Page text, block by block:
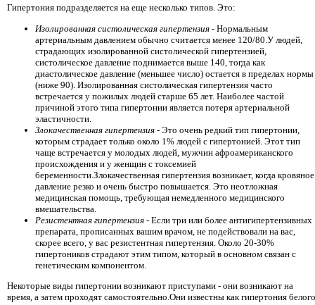
Гипертония подразделяется на еще несколько типов. Это:
Изолированная систолическая гипертензия - Нормальным
артериальным давлением обычно считается менее 120/80.У людей,
страдающих изолированной систолической гипертензией,
систолическое давление поднимается выше 140, тогда как
диастолическое давление (меньшее число) остается в пределах нормы
(ниже 90). Изолированная систолическая гипертензия часто
встречается у пожилых людей старше 65 лет. Наиболее частой
причиной этого типа гипертонии является потеря артериальной
эластичности.
Злокачественная гипертензия - Это очень редкий тип гипертонии,
которым страдает только около 1% людей с гипертонией. Этот тип
чаще встречается у молодых людей, мужчин афроамериканского
происхождения и у женщин с токсемией
беременности.Злокачественная гипертензия возникает, когда кровяное
давление резко и очень быстро повышается. Это неотложная
медицинская помощь, требующая немедленного медицинского
вмешательства.
Резистентная гипертензия - Если три или более антигипертензивных
препарата, прописанных вашим врачом, не подействовали на вас,
скорее всего, у вас резистентная гипертензия. Около 20-30%
гипертоников страдают этим типом, который в основном связан с
генетическим компонентом.
Некоторые виды гипертонии возникают приступами - они возникают на
время, а затем проходят самостоятельно.Они известны как гипертония белого